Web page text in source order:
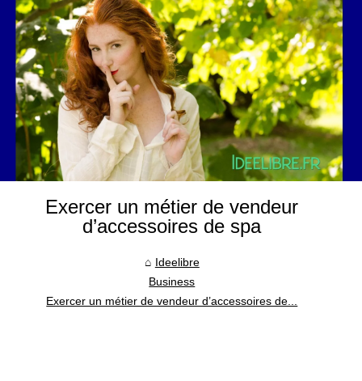
Exercer un métier de vendeur
d’accessoires de spa
Ideelibre
Business
Exercer un métier de vendeur d’accessoires de...